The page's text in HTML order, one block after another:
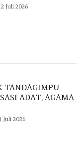
Juli 2026
TANDAGIMPU
ADAT, AGAMA
Juli 2026